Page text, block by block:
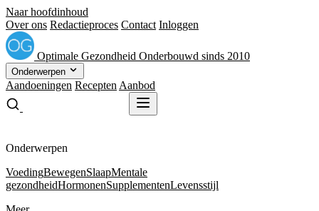
Naar hoofdinhoud
Over ons Redactieproces Contact Inloggen
Optimale Gezondheid Onderbouwd sinds 2010
Onderwerpen
Aandoeningen Recepten Aanbod
Onderwerpen
VoedingBewegenSlaapMentale
gezondheidHormonenSupplementenLevensstijl